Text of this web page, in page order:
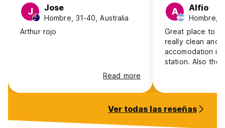
translated from original language)
J Jose
Hombre, 31-40, Australia
Arthur rojo
Read more
A Alfio
Hombre,
Great place to
really clean and
accomodation
station. Also
very friendly.
Ver todas las reseñas